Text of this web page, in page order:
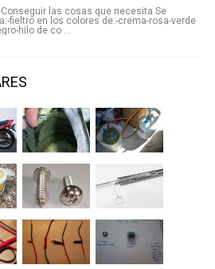
Conseguir las cosas que necesita Se
fieltro en los colores de:-crema-rosa-verde
hilo de co ...